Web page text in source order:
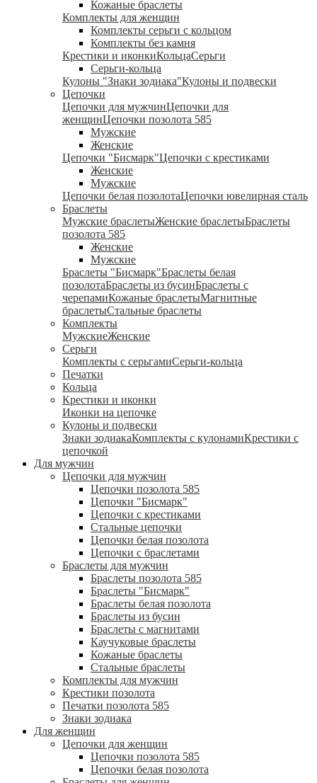
Кожаные браслеты
Комплекты для женщин
Комплекты серьги с кольцом
Комплекты без камня
Крестики и иконкиКольцаСерьги
Серьги-кольца
Кулоны "Знаки зодиака"Кулоны и подвески
Цепочки
Цепочки для мужчинЦепочки для
женщинЦепочки позолота 585
Мужские
Женские
Цепочки "Бисмарк"Цепочки с крестиками
Женские
Мужские
Цепочки белая позолотаЦепочки ювелирная сталь
Браслеты
Мужские браслетыЖенские браслетыБраслеты
позолота 585
Женские
Мужские
Браслеты "Бисмарк"Браслеты белая
позолотаБраслеты из бусинБраслеты с
черепамиКожаные браслетыМагнитные
браслетыСтальные браслеты
Комплекты
МужскиеЖенские
Серьги
Комплекты с серьгамиСерьги-кольца
Печатки
Кольца
Крестики и иконки
Иконки на цепочке
Кулоны и подвески
Знаки зодиакаКомплекты с кулонамиКрестики с
цепочкой
Для мужчин
Цепочки для мужчин
Цепочки позолота 585
Цепочки "Бисмарк"
Цепочки с крестиками
Стальные цепочки
Цепочки белая позолота
Цепочки с браслетами
Браслеты для мужчин
Браслеты позолота 585
Браслеты "Бисмарк"
Браслеты белая позолота
Браслеты из бусин
Браслеты с магнитами
Каучуковые браслеты
Кожаные браслеты
Стальные браслеты
Комплекты для мужчин
Крестики позолота
Печатки позолота 585
Знаки зодиака
Для женщин
Цепочки для женщин
Цепочки позолота 585
Цепочки белая позолота